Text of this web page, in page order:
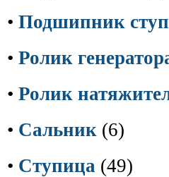
• Подшипник
• Ролик
• Ролик
• Сальник (6)
• Ступица (49)